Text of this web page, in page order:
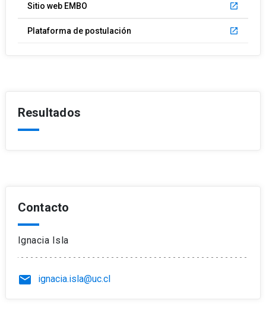
Sitio web EMBO launch
Plataforma de postulación launch
Resultados
Contacto
Ignacia Isla
email ignacia.isla@uc.cl